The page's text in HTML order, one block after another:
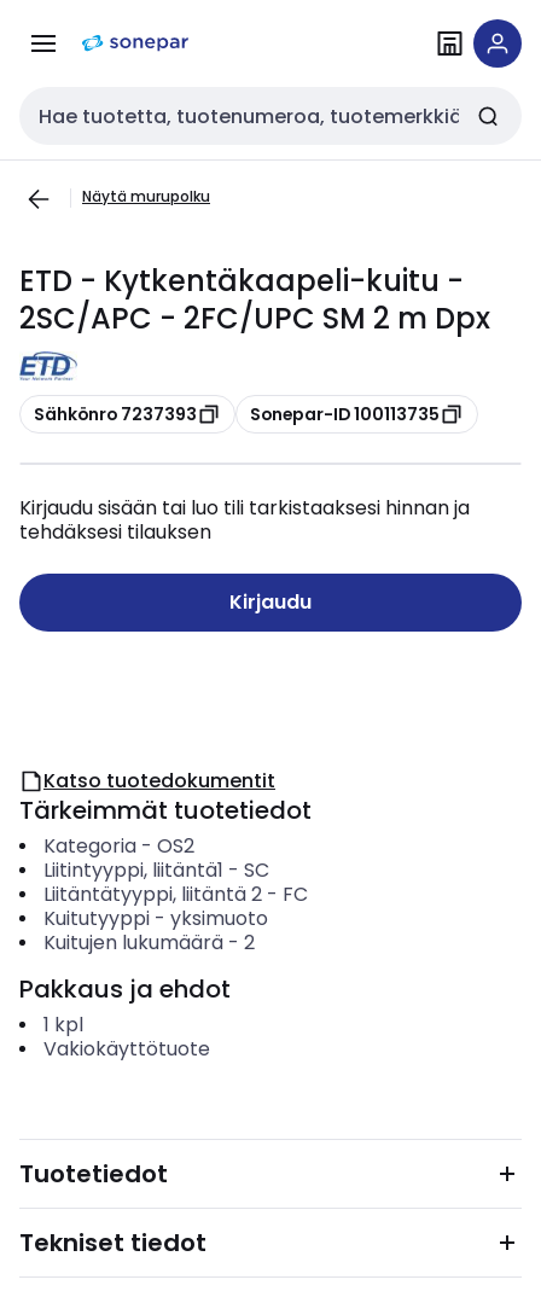
navigointiinsisältöön
Haku
Näytä murupolku
ETD - Kytkentäkaapeli-kuitu -
2SC/APC - 2FC/UPC SM 2 m Dpx
Kopioi
Sähkönro 7237393 Kopioi
Sonepar-ID 100113735
Kirjaudu sisään tai luo tili tarkistaaksesi hinnan ja
tehdäksesi tilauksen
Kirjaudu
Katso tuotedokumentit
Tärkeimmät tuotetiedot
Kategoria- OS2
Liitintyyppi, liitäntä1 - SC
Liitäntätyyppi, liitäntä 2- FC
Kuitutyyppi- yksimuoto
Kuitujen lukumäärä- 2
Pakkaus ja ehdot
1 kpl
Vakiokäyttötuote
Tuotetiedot
Tekniset tiedot